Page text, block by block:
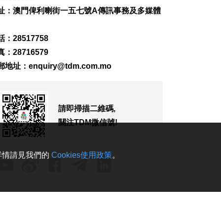
要性
2026-08-08 16:38
2026-08-08 16:35
富文旅體驗
2026-08-08 16:10
治安警雷霆行動截6車
違例
：澳門俾利喇街一五七號A傳訊事務及多媒體
：28517758
：28716579
地址： enquiry@tdm.com.mo
請即掃描二維碼,
關注TDM微信號!
請見我們的 Cookies使用政策。